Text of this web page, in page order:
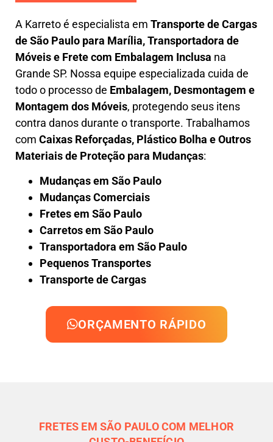
A Karretoé especialista em Transporte de Cargas
de São Paulo para Marília,Transportadora de
Móveis e Frete com Embalagem Inclusa na
Grande SP. Nossa equipe especializada cuida de
todo o processo de Embalagem, Desmontagem e
Montagem dos Móveis, protegendo seus itens
contra danos durante o transporte. Trabalhamos
com Caixas Reforçadas, Plástico Bolha e Outros
Materiais de Proteção para Mudanças:
Mudanças em São Paulo
Mudanças Comerciais
Fretes em São Paulo
Carretos em São Paulo
Transportadora em São Paulo
Pequenos Transportes
Transporte de Cargas
ORÇAMENTO RÁPIDO
FRETES EM SÃO PAULO COM MELHOR